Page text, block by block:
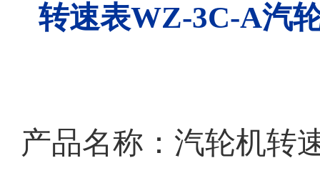
转速表WZ-3C-A汽
产品名称： 汽轮机转